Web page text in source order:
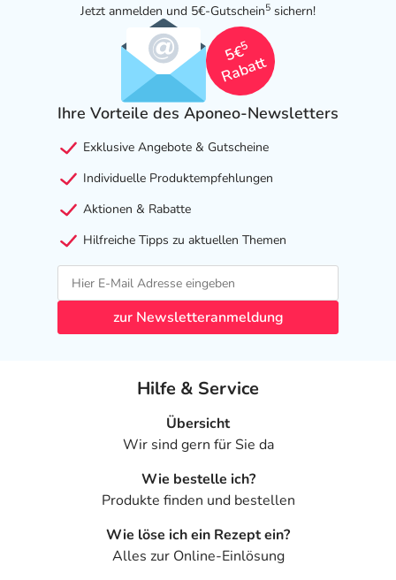
Jetzt anmelden und 5€-Gutschein5 sichern!
5€
5
Rabatt
Ihre Vorteile des Aponeo-Newsletters
Exklusive Angebote & Gutscheine
Individuelle Produktempfehlungen
Aktionen & Rabatte
Hilfreiche Tipps zu aktuellen Themen
zur Newsletteranmeldung
Hilfe & Service
Übersicht
Wir sind gern für Sie da
Wie bestelle ich?
Produkte finden und bestellen
Wie löse ich ein Rezept ein?
Alles zur Online-Einlösung